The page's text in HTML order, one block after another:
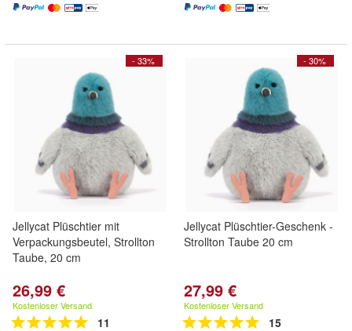
- 33%
Jellycat Plüschtier mit
Verpackungsbeutel, Strollton
Taube, 20 cm
26,99 €
Kostenloser Versand
11
- 30%
Jellycat Plüschtier-Geschenk -
Strollton Taube 20 cm
27,99 €
Kostenloser Versand
15